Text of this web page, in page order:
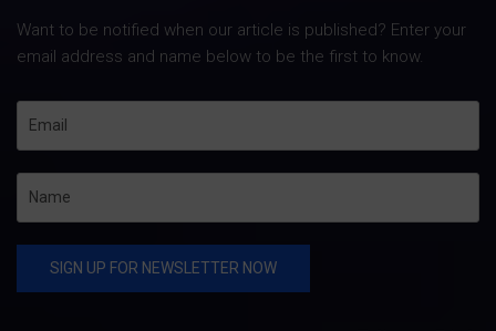
Want to be notified when our article is published? Enter your
email address and name below to be the first to know.